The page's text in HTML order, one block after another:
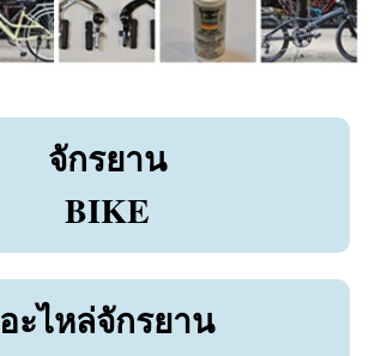
จักรยาน
BIKE
อะไหล่จักรยาน